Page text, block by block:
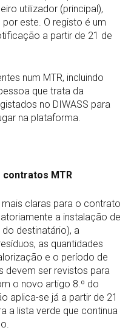
utilizador (principal),
este. O registo é um
a partir de 21 de
num MTR, incluindo
que trata da
no DIWASS para
na plataforma.
contratos MTR
claras para o contrato
a instalação de
destinatário), a
as quantidades
e o período de
devem ser revistos para
o novo artigo 8.º do
aplica-se já a partir de 21
a lista verde que continua